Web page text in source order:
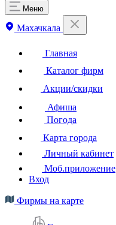
Меню
Махачкала
Главная
Каталог фирм
Акции/скидки
Афиша
Погода
Карта города
Личный кабинет
Моб.приложение
Вход
Фирмы на карте